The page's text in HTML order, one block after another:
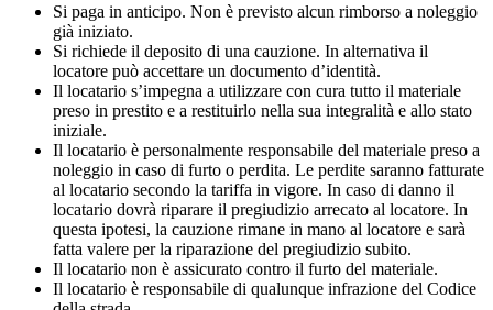
Si paga in anticipo. Non è previsto alcun rimborso a noleggio
già iniziato.
Si richiede il deposito di una cauzione. In alternativa il
locatore può accettare un documento d’identità.
Il locatario s’impegna a utilizzare con cura tutto il materiale
preso in prestito e a restituirlo nella sua integralità e allo stato
iniziale.
Il locatario è personalmente responsabile del materiale preso a
noleggio in caso di furto o perdita. Le perdite saranno fatturate
al locatario secondo la tariffa in vigore. In caso di danno il
locatario dovrà riparare il pregiudizio arrecato al locatore. In
questa ipotesi, la cauzione rimane in mano al locatore e sarà
fatta valere per la riparazione del pregiudizio subito.
Il locatario non è assicurato contro il furto del materiale.
Il locatario è responsabile di qualunque infrazione del Codice